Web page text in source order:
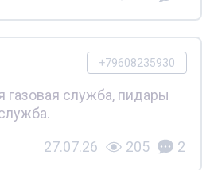
+79608235930
газовая служба, пидары
27.07.26 205 2